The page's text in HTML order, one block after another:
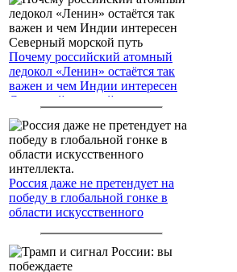
Почему российский атомный
ледокол «Ленин» остаётся так
важен и чем Индии интересен
Северный морской путь
Россия даже не претендует на
победу в глобальной гонке в
области искусственного